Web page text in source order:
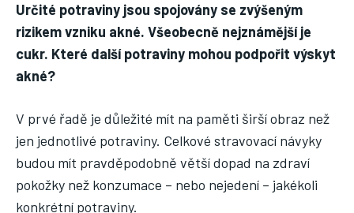
vyváženou stravu.
ONEMOCNĚNÍ
STRAVA
FITNESS
Určité potraviny jsou spojovány se zvýšeným
rizikem vzniku akné. Všeobecně nejznámější je
cukr. Které další potraviny mohou podpořit výskyt
akné?
V prvé řadě je důležité mít na paměti širší obraz než
jen jednotlivé potraviny. Celkové stravovací návyky
budou mít pravděpodobně větší dopad na zdraví
pokožky než konzumace – nebo nejedení – jakékoli
konkrétní potraviny.